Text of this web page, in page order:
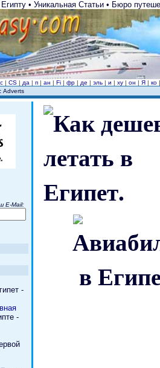
• Уникальная Статьи • Бюро
|CS | да |п |ан |Fi |фр | де |эль |и |ху |он |Я |ко
Adverts
E-Mail: